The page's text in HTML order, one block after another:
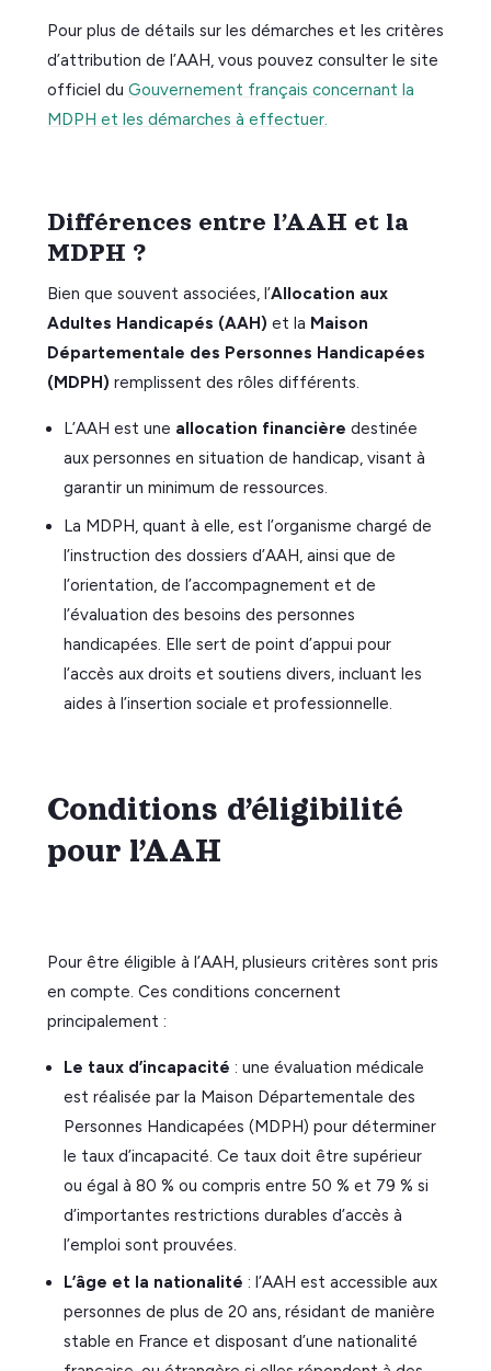
Pour plus de détails sur les démarches et les critères
d’attribution de l’AAH, vous pouvez consulter le site
officiel du Gouvernement français concernant la
MDPH et les démarches à effectuer.
Différences entre l’AAH et la
MDPH ?
Bien que souvent associées, l’Allocation aux
Adultes Handicapés (AAH) et la Maison
Départementale des Personnes Handicapées
(MDPH) remplissent des rôles différents.
L’AAH est une allocation financière destinée
aux personnes en situation de handicap, visant à
garantir un minimum de ressources.
La MDPH, quant à elle, est l’organisme chargé de
l’instruction des dossiers d’AAH, ainsi que de
l’orientation, de l’accompagnement et de
l’évaluation des besoins des personnes
handicapées. Elle sert de point d’appui pour
l’accès aux droits et soutiens divers, incluant les
aides à l’insertion sociale et professionnelle.
Conditions d’éligibilité
pour l’AAH
Pour être éligible à l’AAH, plusieurs critères sont pris
en compte. Ces conditions concernent
principalement :
Le taux d’incapacité : une évaluation médicale
est réalisée par la Maison Départementale des
Personnes Handicapées (MDPH) pour déterminer
le taux d’incapacité. Ce taux doit être supérieur
ou égal à 80 % ou compris entre 50 % et 79 % si
d’importantes restrictions durables d’accès à
l’emploi sont prouvées.
L’âge et la nationalité : l’AAH est accessible aux
personnes de plus de 20 ans, résidant de manière
stable en France et disposant d’une nationalité